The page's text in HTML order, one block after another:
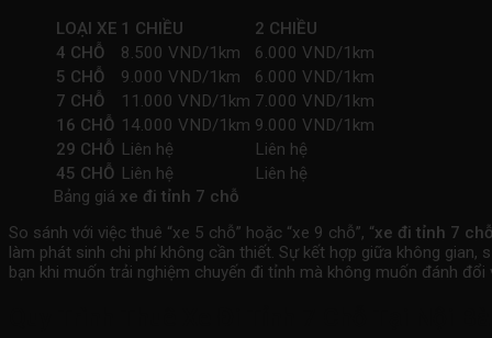
LOẠI XE 1 CHIỀU
2 CHIỀU
4 CHỖ
8.500 VND/1km
6.000 VND/1km
5 CHỖ
9.000 VND/1km
6.000 VND/1km
7 CHỖ
11.000 VND/1km 7.000 VND/1km
16 CHỖ 14.000 VND/1km 9.000 VND/1km
29 CHỖ Liên hệ
Liên hệ
45 CHỖ Liên hệ
Liên hệ
Bảng giá xe đi tỉnh 7 chỗ
So sánh với việc thuê “xe 5 chỗ” hoặc “xe 9 chỗ”, “xe đi tỉnh 7
làm phát sinh chi phí không cần thiết. Sự kết hợp giữa không
bạn khi muốn trải nghiệm chuyến đi tỉnh mà không muốn đánh